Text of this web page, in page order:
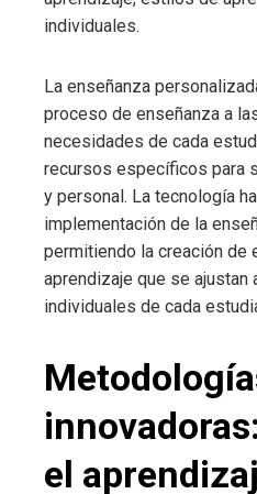
individuales.
La enseñanza
proceso de enseñanza a
necesidades de cada
recursos específicos para
y personal. La tecnología
implementación de la
permitiendo la creación de
aprendizaje que se ajustan
individuales de cada
el